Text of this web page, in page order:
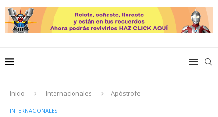
Inicio Internacionales Apóstrofe
INTERNACIONALES